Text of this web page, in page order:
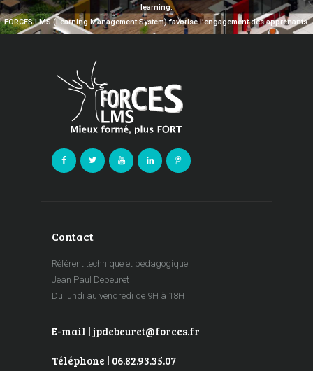
learning.
FORCES LMS (Learning Management System) favorise l’engagement des apprenants.
Contact
Référent technique et pédagogique
Jean Paul Debeuret
Du lundi au vendredi de 9H à 18H
E-mail | jpdebeuret@forces.fr
Téléphone | 06.82.93.35.07